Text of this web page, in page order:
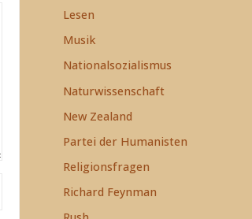
Lesen
Musik
Nationalsozialismus
Naturwissenschaft
New Zealand
Partei der Humanisten
Religionsfragen
Richard Feynman